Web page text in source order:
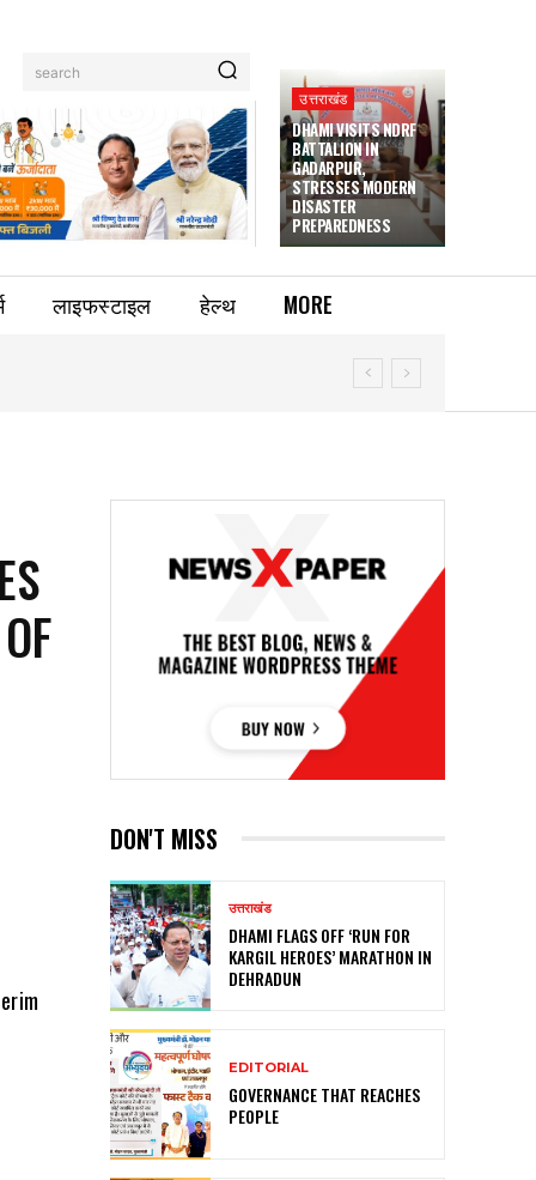
search
उत्तराखंड
DHAMI VISITS NDRF
BATTALION IN
GADARPUR,
STRESSES MODERN
DISASTER
PREPAREDNESS
लाइफस्टाइल हेल्थ MORE
DON'T MISS
उत्तराखंड
DHAMI FLAGS OFF ‘RUN FOR
KARGIL HEROES’ MARATHON IN
DEHRADUN
EDITORIAL
GOVERNANCE THAT REACHES
PEOPLE